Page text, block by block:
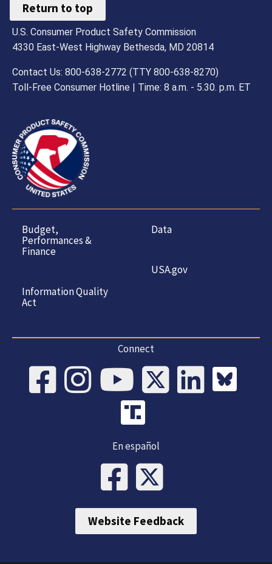
Return to top
U.S. Consumer Product Safety Commission
4330 East-West Highway Bethesda, MD 20814
Contact Us: 800-638-2772 (TTY 800-638-8270)
Toll-Free Consumer Hotline | Time: 8 a.m. - 5.30. p.m. ET
Budget,
Performances &
Finance
Information Quality
Act
Data
USA.gov
Connect
En español
Website Feedback